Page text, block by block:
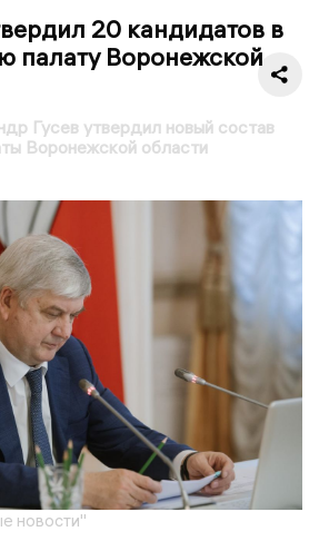
20 кандидатов в
палату Воронежской
Гусев утвердил новый состав
Воронежской области
новости"